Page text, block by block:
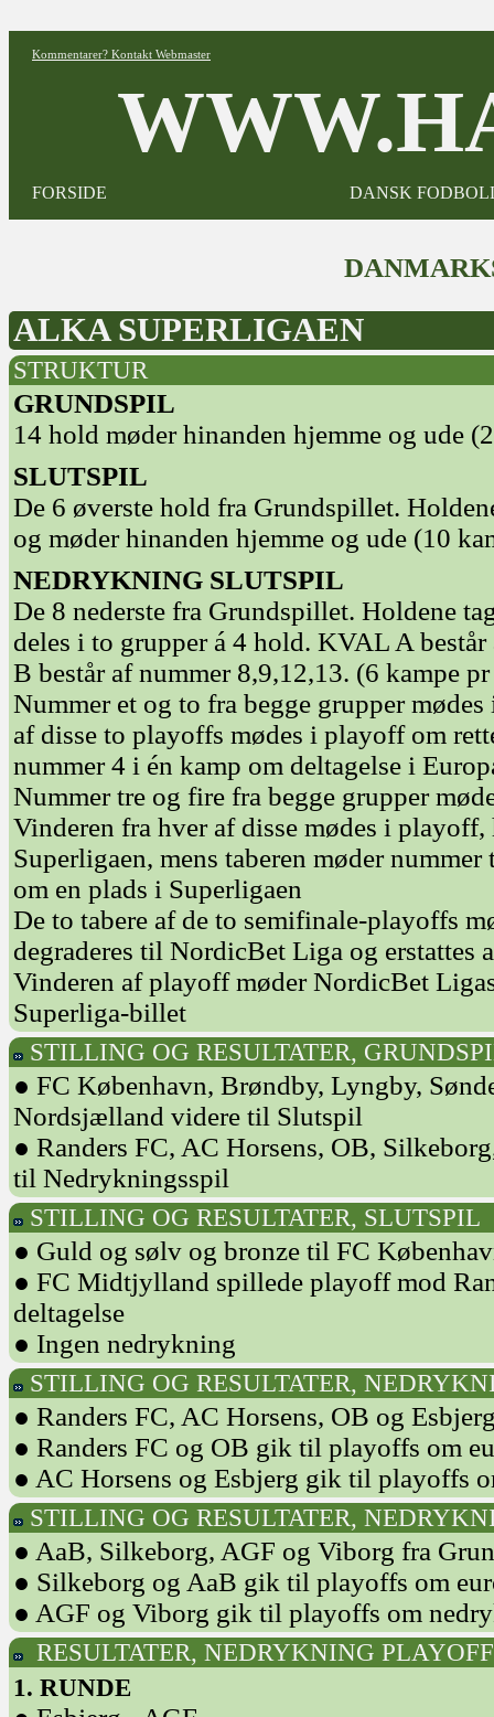
Kommentarer? Kontakt Webmaster
FORSIDE DANSK
ALKA SUPERLIGAEN
STRUKTUR
GRUNDSPIL
14 hold møder hinanden hjemme og ude
SLUTSPIL
De 6 øverste hold fra Grundspillet.
og møder hinanden hjemme og ude (10
NEDRYKNING SLUTSPIL
De 8 nederste fra Grundspillet. Holdene
deles i to grupper á 4 hold. KVAL A
B består af nummer 8,9,12,13. (6 kampe
Nummer et og to fra begge grupper
af disse to playoffs mødes i playoff om
nummer 4 i én kamp om deltagelse i
Nummer tre og fire fra begge grupper
Vinderen fra hver af disse mødes i
Superligaen, mens taberen møder
om en plads i Superligaen
De to tabere af de to semifinale-playoffs
degraderes til NordicBet Liga og erstattes
Vinderen af playoff møder NordicBet
Superliga-billet
STILLING OG RESULTATER,
● FC København, Brøndby, Lyngby,
Nordsjælland videre til Slutspil
● Randers FC, AC Horsens, OB,
til Nedrykningsspil
STILLING OG RESULTATER, SLUTSPIL
● Guld og sølv og bronze til FC
● FC Midtjylland spillede playoff mod
deltagelse
● Ingen nedrykning
STILLING OG RESULTATER,
● Randers FC, AC Horsens, OB og
● Randers FC og OB gik til playoffs om
● AC Horsens og Esbjerg gik til playoffs
STILLING OG RESULTATER,
● AaB, Silkeborg, AGF og Viborg fra
● Silkeborg og AaB gik til playoffs om
● AGF og Viborg gik til playoffs om
RESULTATER, NEDRYKNING PLAYOFF
1. RUNDE